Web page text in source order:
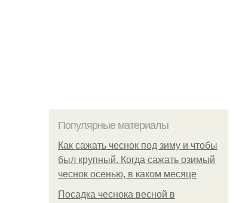
Популярные материалы
Как сажать чеснок под зиму и чтобы
был крупный. Когда сажать озимый
чеснок осенью, в каком месяце
Посадка чеснока весной в